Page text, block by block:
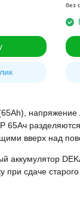
без
напряжение
вверх над
аккумулятор
при сдаче